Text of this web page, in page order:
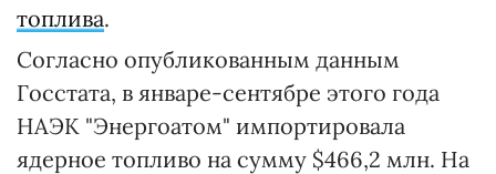
топлива.
Согласно опубликованным данным
Госстата, в январе-сентябре этого года
НАЭК "Энергоатом" импортировала
ядерное топливо на сумму $466,2 млн. На